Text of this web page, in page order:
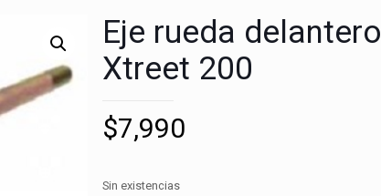
Eje rueda delantero
Xtreet 200
$7,990
Sin existencias